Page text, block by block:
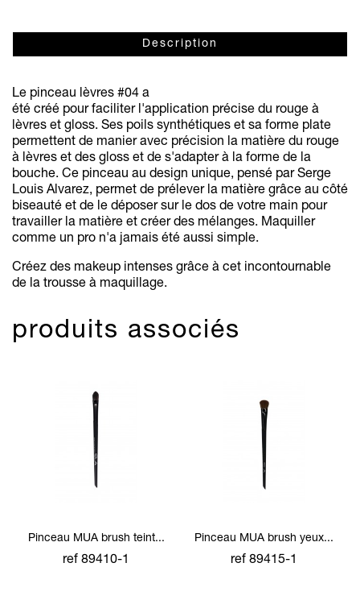
Description
Le pinceau lèvres #04 a
été créé pour faciliter l'application précise du rouge à
lèvres et gloss. Ses poils synthétiques et sa forme plate
permettent de manier avec précision la matière du rouge
à lèvres et des gloss et de s'adapter à la forme de la
bouche. Ce pinceau au design unique, pensé par Serge
Louis Alvarez, permet de prélever la matière grâce au côté
biseauté et de le déposer sur le dos de votre main pour
travailler la matière et créer des mélanges. Maquiller
comme un pro n'a jamais été aussi simple.
Créez des makeup intenses grâce à cet incontournable
de la trousse à maquillage.
produits associés
Pinceau MUA brush teint...
ref 89410-1
Pinceau MUA brush yeux...
ref 89415-1